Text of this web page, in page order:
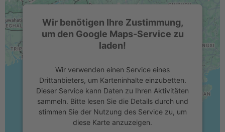
Wir benötigen Ihre Zustimmung,
um den Google Maps-Service zu
laden!
Wir verwenden einen Service eines
Drittanbieters, um Karteninhalte einzubetten.
Dieser Service kann Daten zu Ihren Aktivitäten
sammeln. Bitte lesen Sie die Details durch und
stimmen Sie der Nutzung des Service zu, um
diese Karte anzuzeigen.